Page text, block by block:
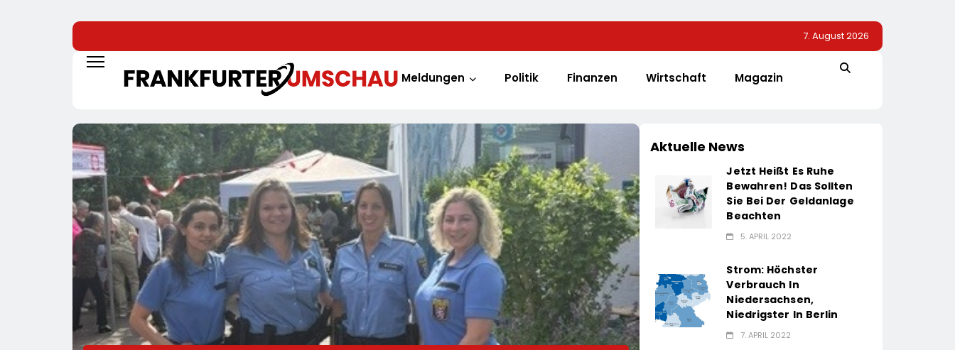
7. August 2026
Meldungen Politik Finanzen Wirtschaft Magazin
Aktuelle News
Jetzt Heißt Es Ruhe
Bewahren! Das Sollten
Sie Bei Der Geldanlage
Beachten
5. APRIL 2022
Strom: Höchster
Verbrauch In
Niedersachsen,
Niedrigster In Berlin
7. APRIL 2022